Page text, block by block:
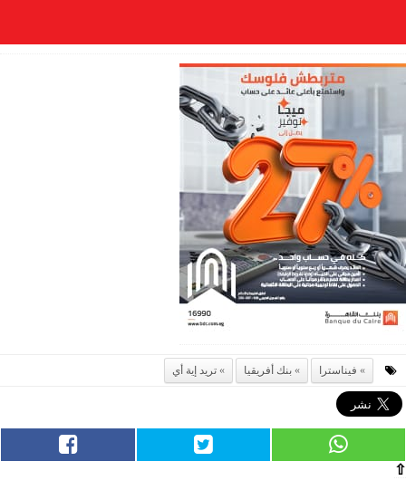
فيناسترا بنك أفريقيا تريد إية أي
⇧